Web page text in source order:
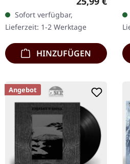
Cover, exklusives A3-
Poster, limitiert auf 237…
Sofort verfügbar,
Lieferzeit: 1-2 Werktage
HINZUFÜGEN
Angebot